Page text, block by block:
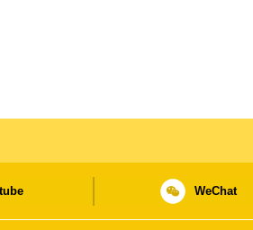
WeChat